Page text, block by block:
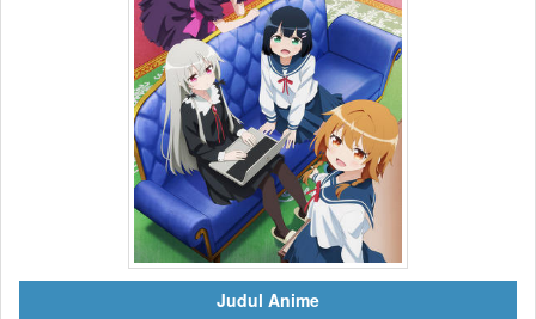
Judul Anime